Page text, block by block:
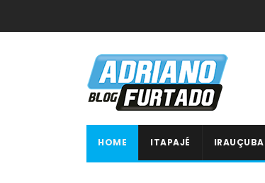
HOME ITAPAJÉ IRAUÇUBA